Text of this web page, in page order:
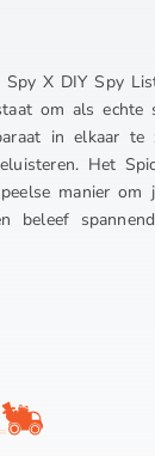
X DIY Spy
om als echte
in elkaar te
Het
manier om
beleef